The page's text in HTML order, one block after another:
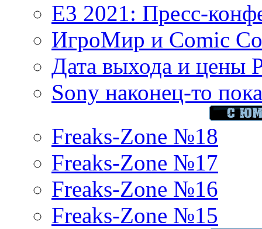
E3 2021: Пресс-
ИгроМир и Comic
Дата выхода и цены
Sony наконец-то
Freaks-Zone №18
Freaks-Zone №17
Freaks-Zone №16
Freaks-Zone №15